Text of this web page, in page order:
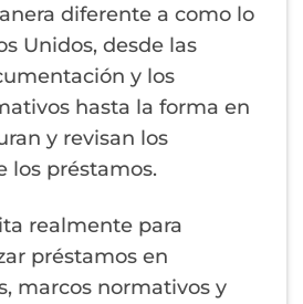
diferente a como lo
Unidos, desde las
y los
hasta la forma en
y revisan los
los préstamos.
realmente para
préstamos en
marcos normativos y